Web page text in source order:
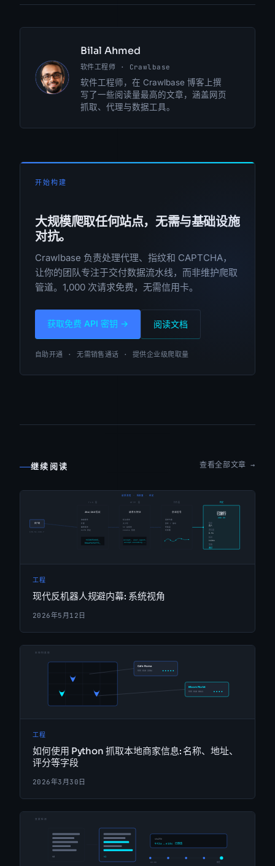
BA
Bilal Ahmed
软件工程师 · Crawlbase
软件工程师，在 Crawlbase 博客上撰
写了一些阅读量最高的文章，涵盖网页
抓取、代理与数据工具。
开始构建
大规模爬取任何站点，无需与基础设施
对抗。
Crawlbase 负责处理代理、指纹和 CAPTCHA，
让你的团队专注于交付数据流水线，而非维护爬取
管道。1,000 次请求免费，无需信用卡。
获取免费 API 密钥 → 阅读文档
自助开通 · 无需销售通话 · 提供企业级爬取量
继续阅读 查看全部文章 →
工程
现代反机器人规避内幕: 系统视角
2026年5月12日
工程
如何使用 Python 抓取本地商家信息: 名称、地址、
评分等字段
2026年3月30日